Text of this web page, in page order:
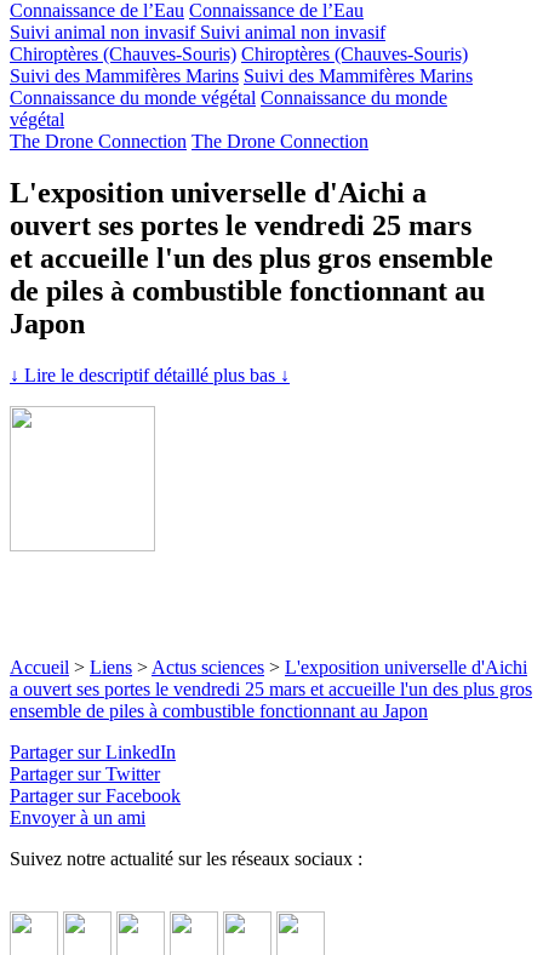
Connaissance de l’Eau Connaissance de l’Eau
Suivi animal non invasif Suivi animal non invasif
Chiroptères (Chauves-Souris) Chiroptères (Chauves-Souris)
Suivi des Mammifères Marins Suivi des Mammifères Marins
Connaissance du monde végétal Connaissance du monde
végétal
The Drone Connection The Drone Connection
L'exposition universelle d'Aichi a
ouvert ses portes le vendredi 25 mars
et accueille l'un des plus gros ensemble
de piles à combustible fonctionnant au
Japon
↓ Lire le descriptif détaillé plus bas ↓
Accueil > Liens > Actus sciences > L'exposition universelle d'Aichi
a ouvert ses portes le vendredi 25 mars et accueille l'un des plus gros
ensemble de piles à combustible fonctionnant au Japon
Partager sur LinkedIn
Partager sur Twitter
Partager sur Facebook
Envoyer à un ami
Suivez notre actualité sur les réseaux sociaux :